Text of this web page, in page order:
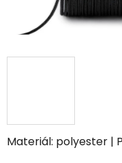
Materiál: polyester |